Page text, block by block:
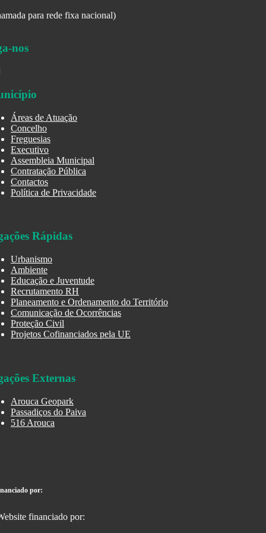
para rede fixa nacional)
nos
Áreas de Atuação
Concelho
Freguesias
Executivo
Assembleia Municipal
Contratação Pública
Contactos
Política de Privacidade
Rápidas
Urbanismo
Ambiente
Educação e Juventude
Recrutamento RH
Planeamento e Ordenamento do Território
Comunicação de Ocorrências
Proteção Civil
Projetos Cofinanciados pela UE
Externas
Arouca Geopark
Passadiços do Paiva
516 Arouca
por: